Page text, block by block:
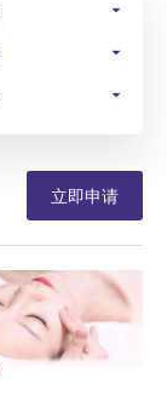
立即申请